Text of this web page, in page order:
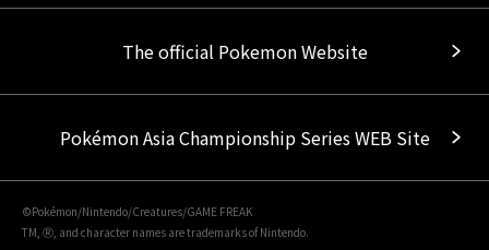
The official Pokemon Website
Pokémon Asia Championship Series WEB Site
©Pokémon/Nintendo/Creatures/GAME FREAK
TM, Ⓡ, and character names are trademarks of Nintendo.